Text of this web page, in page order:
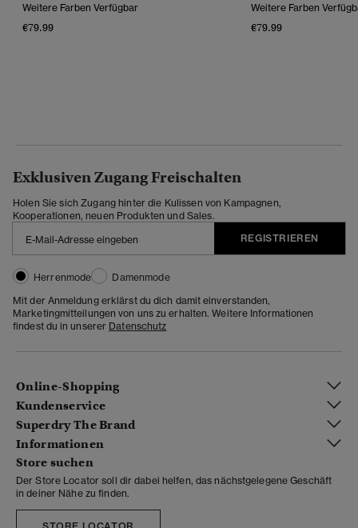
Weitere Farben Verfügbar
€79.99
Weitere Farben
€79.99
Exklusiven Zugang Freischalten
Holen Sie sich Zugang hinter die Kulissen von Kampagnen,
Kooperationen, neuen Produkten und Sales.
REGISTRIEREN
Herrenmode
Damenmode
Mit der Anmeldung erklärst du dich damit einverstanden,
Marketingmitteilungen von uns zu erhalten. Weitere Informationen
findest du in unserer Datenschutz
Online-Shopping
Kundenservice
Superdry The Brand
Informationen
Store suchen
Der Store Locator soll dir dabei helfen, das nächstgelegene Geschäft
in deiner Nähe zu finden.